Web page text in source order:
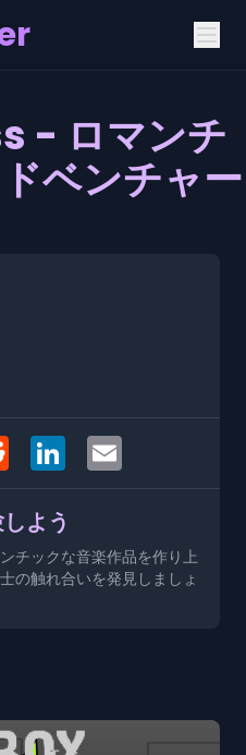
- ロマンチ
ベンチャー
Reddit LinkedIn
よう
チックな音楽作品を作り上
の触れ合いを発見しましょ